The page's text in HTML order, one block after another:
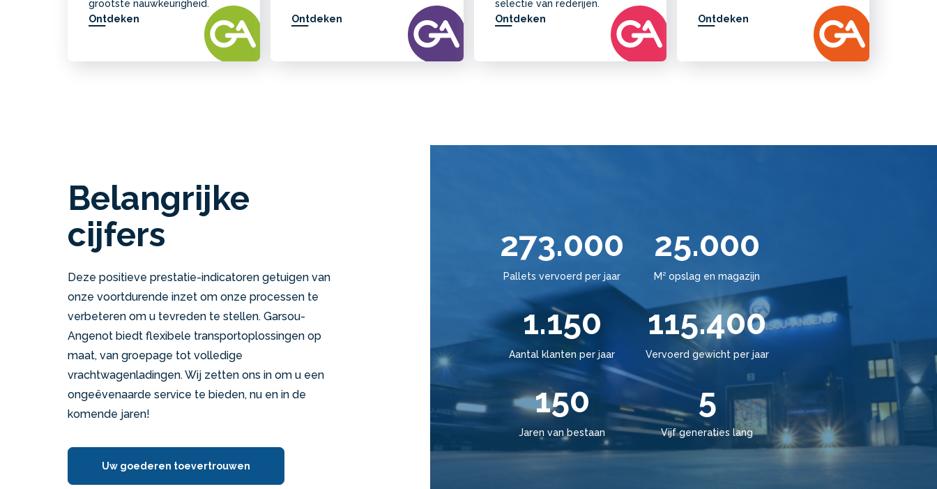
grootste nauwkeurigheid.
Ontdeken
Ontdeken
selectie van rederijen.
Ontdeken
Ontdeken
Belangrijke
cijfers
Deze positieve prestatie-indicatoren getuigen van
onze voortdurende inzet om onze processen te
verbeteren om u tevreden te stellen. Garsou-
Angenot biedt flexibele transportoplossingen op
maat, van groepage tot volledige
vrachtwagenladingen. Wij zetten ons in om u een
ongeëvenaarde service te bieden, nu en in de
komende jaren!
Uw goederen toevertrouwen
273.000
Pallets vervoerd per jaar
25.000
M² opslag en magazijn
1.150
Aantal klanten per jaar
115.400
Vervoerd gewicht per jaar
150
Jaren van bestaan
5
Vijf generaties lang